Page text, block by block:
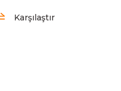
Karşılaştır